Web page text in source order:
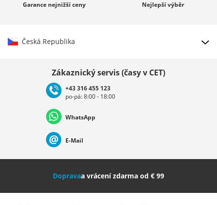
Garance nejnižší ceny Nejlepšívýběr
Česká Republika
Deutschland Österreich
Nederland Italia (Italiano) Italien (Deutsch)
Zákaznický servis (časy v CET)
+43 316 455 123
po-pá: 8:00 - 18:00
WhatsApp
E-Mail
Dopravaa vrácení zdarma od € 99